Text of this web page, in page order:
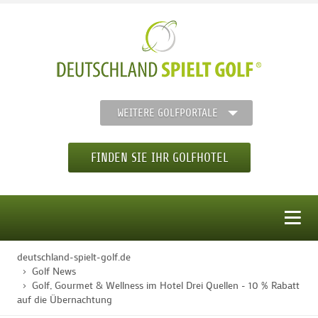
WEITERE GOLFPORTALE
FINDEN SIE IHR GOLFHOTEL
STARTSEITE
deutschland-spielt-golf.de
Golf News
Golf, Gourmet & Wellness im Hotel Drei Quellen - 10 % Rabatt
auf die Übernachtung